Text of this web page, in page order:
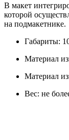
В макет
которой
на подмакетнике.
Габариты:
Материал
Материал
Вес: не